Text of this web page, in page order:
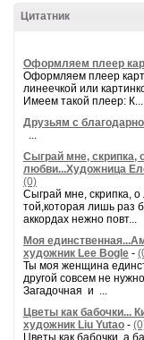
Цитатник
Оформляем плеер
Оформляем плеер
линеечкой или
Имеем такой плеер: К...
Друзьям с
...
Сыграй мне, скрипка,
любви...Художница
(0)
Сыграй мне, скрипка,
той,которая лишь раз
аккордах нежно повт...
Моя
художник Lee Bogle -
Ты моя женщина
другой совсем не
Загадочная и ...
Цветы как бабочки...
художник Liu Yutao -
Цветы как бабочки, а